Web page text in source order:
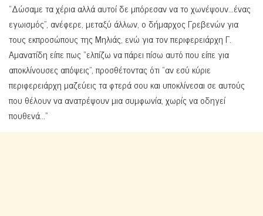
“Δώσαμε τα χέρια αλλά αυτοί δε μπόρεσαν να το χωνέψουν…ένας
εγωισμός”, ανέφερε, μεταξύ άλλων, ο δήμαρχος Γρεβενών για
τους εκπροσώπους της Μηλιάς, ενώ για τον περιφερειάρχη Γ.
Αμανατίδη είπε πως “ελπίζω να πάρει πίσω αυτό που είπε για
αποκλίνουσες απόψεις”, προσθέτοντας ότι “αν εσύ κύριε
περιφερειάρχη μαζεύεις τα φτερά σου και υποκλίνεσαι σε αυτούς
που θέλουν να ανατρέψουν μια συμφωνία, χωρίς να οδηγεί
πουθενά…”